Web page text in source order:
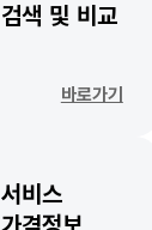
검색 및 비교
바로가기
서비스